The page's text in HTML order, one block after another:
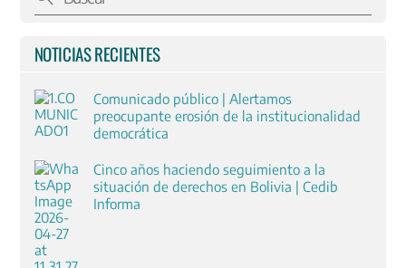
NOTICIAS RECIENTES
Comunicado público | Alertamos
preocupante erosión de la institucionalidad
democrática
Cinco años haciendo seguimiento a la
situación de derechos en Bolivia | Cedib
Informa